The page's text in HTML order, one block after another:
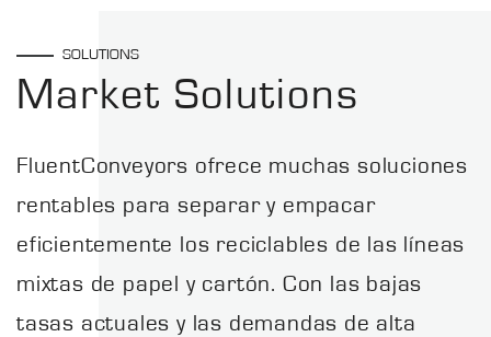
SOLUTIONS
Market Solutions
FluentConveyors ofrece muchas soluciones
rentables para separar y empacar
eficientemente los reciclables de las líneas
mixtas de papel y cartón. Con las bajas
tasas actuales y las demandas de alta